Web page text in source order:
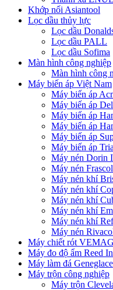
Khớp nối Asiantool
Lọc dầu thủy lực
Lọc dầu
Lọc dầu PALL
Lọc dầu Sofima
Màn hình công nghiệp
Màn hình công
Máy biến áp Việt Nam
Máy biến áp
Máy biến áp
Máy biến áp
Máy biến áp
Máy biến áp
Máy biến áp
Máy nén Dorin
Máy nén
Máy nén khí
Máy nén khí
Máy nén khí
Máy nén khí
Máy nén khí
Máy nén
Máy chiết rót VEMAG
Máy đo độ ẩm Reed
Máy làm đá Geneglace
Máy trộn công nghiệp
Máy trộn